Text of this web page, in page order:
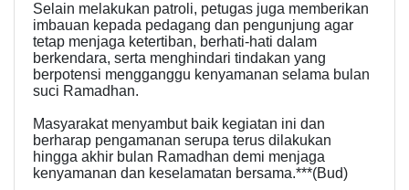
Selain melakukan patroli, petugas juga memberikan
imbauan kepada pedagang dan pengunjung agar
tetap menjaga ketertiban, berhati-hati dalam
berkendara, serta menghindari tindakan yang
berpotensi mengganggu kenyamanan selama bulan
suci Ramadhan.
Masyarakat menyambut baik kegiatan ini dan
berharap pengamanan serupa terus dilakukan
hingga akhir bulan Ramadhan demi menjaga
kenyamanan dan keselamatan bersama.***(Bud)